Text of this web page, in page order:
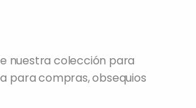
nuestra colección para
para compras, obsequios